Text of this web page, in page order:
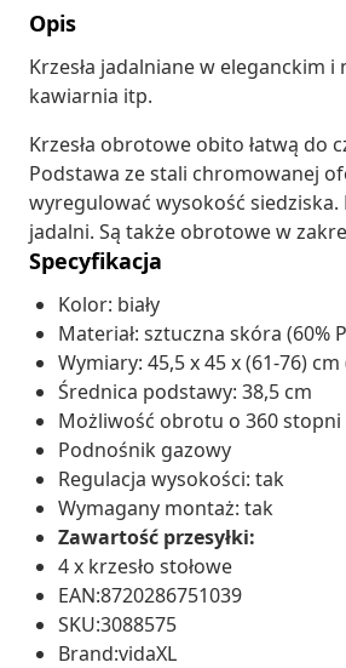
Opis
Krzesła jadalniane w eleganckim
kawiarnia itp.
Krzesła obrotowe obito łatwą do
Podstawa ze stali chromowanej
wyregulować wysokość
jadalni. Są także obrotowe w
Specyfikacja
Kolor: biały
Materiał: sztuczna skóra (60%
Wymiary: 45,5 x 45 x (61-76) cm
Średnica podstawy: 38,5 cm
Możliwość obrotu o 360 stopni
Podnośnik gazowy
Regulacja wysokości: tak
Wymagany montaż: tak
Zawartość przesyłki:
4 x krzesło stołowe
EAN:8720286751039
SKU:3088575
Brand:vidaXL